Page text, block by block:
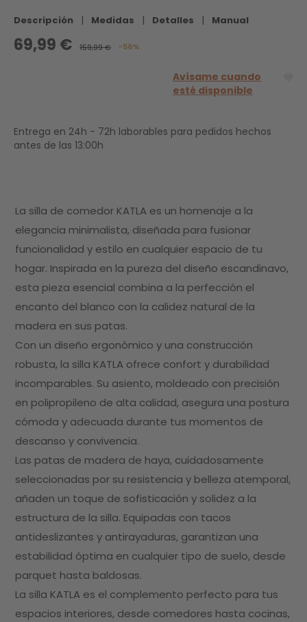
Descripción | Medidas | Detalles | Manual
69,99 € 159,99 € -56%
Avísame cuando
esté disponible
Entrega en 24h - 72h laborables para pedidos hechos
antes de las 13:00h
La silla de comedor KATLA es un homenaje a la
elegancia minimalista, diseñada para fusionar
funcionalidad y estilo en cualquier espacio de tu
hogar. Inspirada en la pureza del diseño escandinavo,
esta pieza esencial combina a la perfección el
encanto del blanco con la calidez natural de la
madera en sus patas.
Con un diseño ergonómico y una construcción
robusta, la silla KATLA ofrece confort y durabilidad
incomparables. Su asiento, moldeado con precisión
en polipropileno de alta calidad, asegura una postura
cómoda y adecuada durante tus momentos de
descanso y convivencia.
Las patas de madera de haya, cuidadosamente
seleccionadas por su resistencia y belleza atemporal,
añaden un toque de sofisticación y solidez a la
estructura de la silla. Equipadas con tacos
antideslizantes y antirayaduras, garantizan una
estabilidad óptima en cualquier tipo de suelo, desde
parquet hasta baldosas.
La silla KATLA es el complemento perfecto para tus
espacios interiores, desde comedores hasta cocinas,